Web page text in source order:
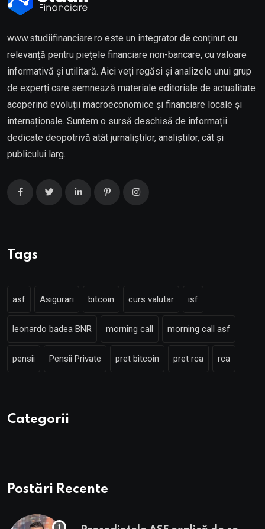
www.studiifinanciare.ro este un integrator de conținut cu
relevanță pentru piețele financiare non-bancare, cu valoare
informativă și utilitară. Aici veți regăsi și analizele unui grup
de experți care semnează materiale editoriale de actualitate
acoperind evoluții macroeconomice și financiare locale și
internaționale. Suntem o sursă deschisă de informații
dedicate deopotrivă atât jurnaliștilor, analiștilor, cât și
publicului larg.
Tags
asf Asigurari bitcoin curs valutar isf
leonardo badea BNR morning call morning call asf
pensii Pensii Private pret bitcoin pret rca rca
Categorii
Postări Recente